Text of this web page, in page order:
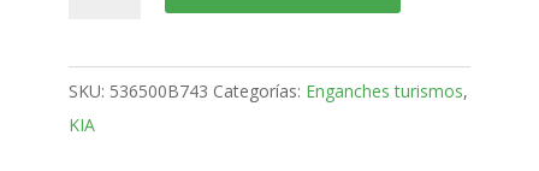
Puertas
Bola
desmontable
SKU: 536500B743 Categorías: Enganches turismos,
KIA